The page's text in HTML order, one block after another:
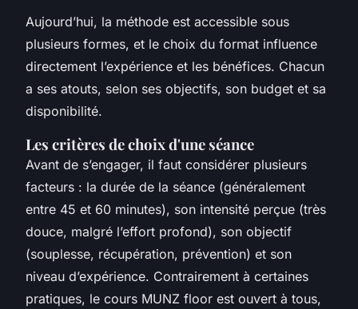
Aujourd’hui, la méthode est accessible sous
plusieurs formes, et le choix du format influence
directement l’expérience et les bénéfices. Chacun
a ses atouts, selon ses objectifs, son budget et sa
disponibilité.
Les critères de choix d'une séance
Avant de s’engager, il faut considérer plusieurs
facteurs : la durée de la séance (généralement
entre 45 et 60 minutes), son intensité perçue (très
douce, malgré l’effort profond), son objectif
(souplesse, récupération, prévention) et son
niveau d’expérience. Contrairement à certaines
pratiques, le cours MUNZ floor est ouvert à tous,